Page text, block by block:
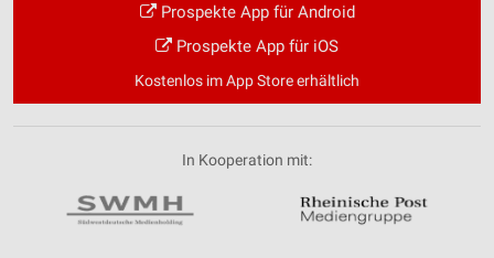
Prospekte App für Android
Prospekte App für iOS
Kostenlos im App Store erhältlich
In Kooperation mit: